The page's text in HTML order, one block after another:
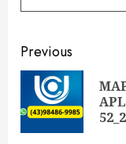
Continue
Reading
Previous